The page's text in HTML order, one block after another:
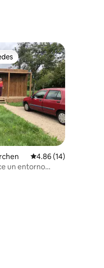
Calificación
4.86 (14)
un entorno